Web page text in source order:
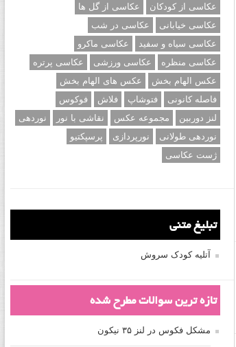
عکاسی از کودکان
عکاسی از گل ها
عکاسی خیابانی
عکاسی در شب
عکاسی سیاه و سفید
عکاسی ماکرو
عکاسی منظره
عکاسی ورزشی
عکاسی پرتره
عکس الهام بخش
عکس های الهام بخش
فاصله کانونی
فتوشاپ فلاش
فوکوس
لنز دوربین
مجموعه عکس نقاشی با نور
نوردهی
نوردهی طولانی
نورپردازی
پرسپکتیو
ژست عکاسی
تبلیغ متنی
آتلیه کودک سروش
تازه ترین سوالات مطرح شده
مشکل فکوس در لنز ۳۵ نیکون